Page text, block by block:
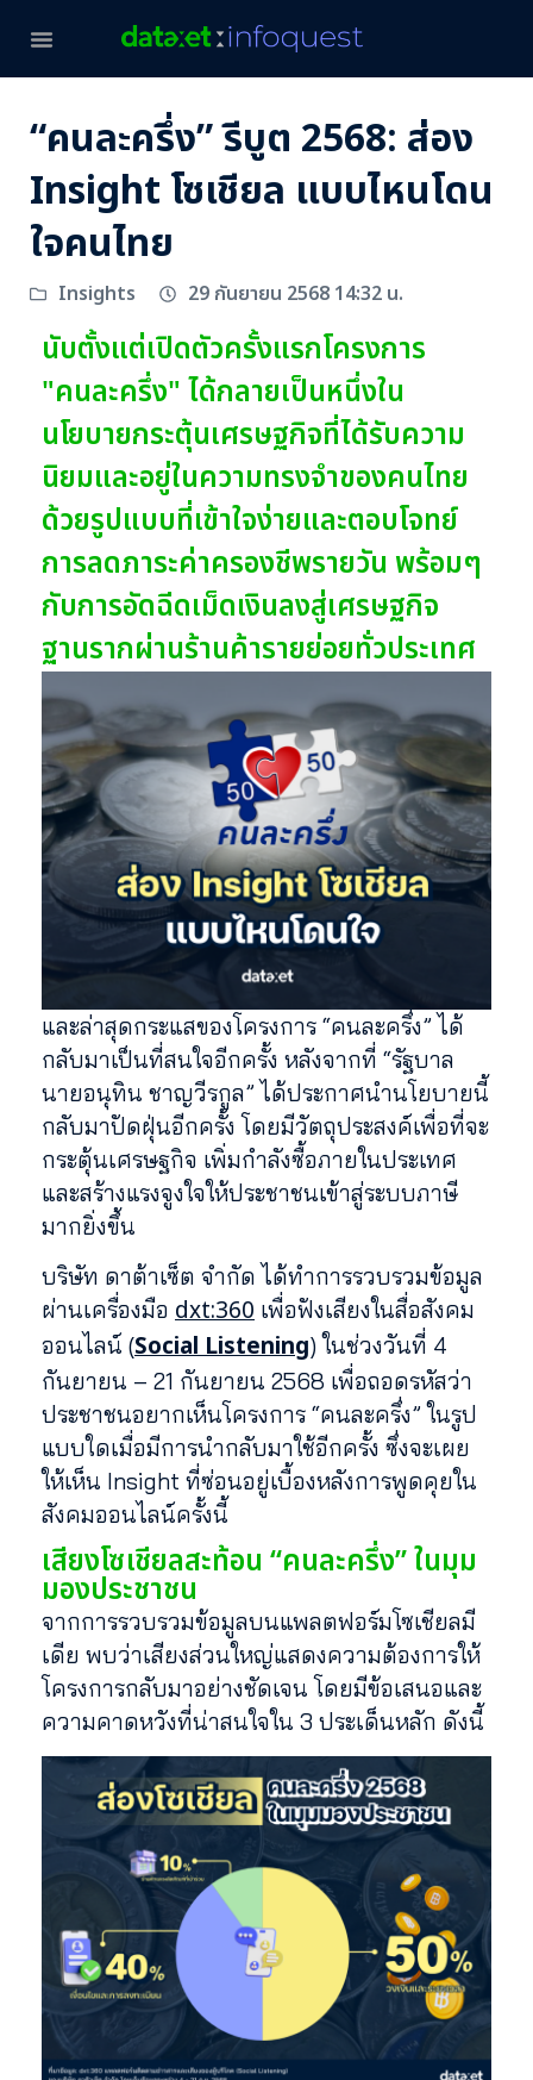
“คนละครึ่ง” รีบูต 2568: ส่อง
Insight โซเชียล แบบไหนโดน
ใจคนไทย
Insights 29 กันยายน 2568 14:32 น.
นับตั้งแต่เปิดตัวครั้งแรกโครงการ
"คนละครึ่ง" ได้กลายเป็นหนึ่งใน
นโยบายกระตุ้นเศรษฐกิจที่ได้รับความ
นิยมและอยู่ในความทรงจำของคนไทย
ด้วยรูปแบบที่เข้าใจง่ายและตอบโจทย์
การลดภาระค่าครองชีพรายวัน พร้อมๆ
กับการอัดฉีดเม็ดเงินลงสู่เศรษฐกิจ
ฐานรากผ่านร้านค้ารายย่อยทั่วประเทศ
และล่าสุดกระแสของโครงการ “คนละครึ่ง” ได้
กลับมาเป็นที่สนใจอีกครั้ง หลังจากที่ “รัฐบาล
นายอนุทิน ชาญวีรกูล” ได้ประกาศนำนโยบายนี้
กลับมาปัดฝุ่นอีกครั้ง โดยมีวัตถุประสงค์เพื่อที่จะ
กระตุ้นเศรษฐกิจ เพิ่มกำลังซื้อภายในประเทศ
และสร้างแรงจูงใจให้ประชาชนเข้าสู่ระบบภาษี
มากยิ่งขึ้น
บริษัท ดาต้าเซ็ต จำกัด ได้ทำการรวบรวมข้อมูล
ผ่านเครื่องมือ dxt:360 เพื่อฟังเสียงในสื่อสังคม
ออนไลน์ (Social Listening) ในช่วงวันที่ 4
กันยายน – 21 กันยายน 2568 เพื่อถอดรหัสว่า
ประชาชนอยากเห็นโครงการ “คนละครึ่ง” ในรูป
แบบใดเมื่อมีการนำกลับมาใช้อีกครั้ง ซึ่งจะเผย
ให้เห็น Insight ที่ซ่อนอยู่เบื้องหลังการพูดคุยใน
สังคมออนไลน์ครั้งนี้
เสียงโซเชียลสะท้อน “คนละครึ่ง” ในมุม
มองประชาชน
จากการรวบรวมข้อมูลบนแพลตฟอร์มโซเชียลมี
เดีย พบว่าเสียงส่วนใหญ่แสดงความต้องการให้
โครงการกลับมาอย่างชัดเจน โดยมีข้อเสนอและ
ความคาดหวังที่น่าสนใจใน 3 ประเด็นหลัก ดังนี้